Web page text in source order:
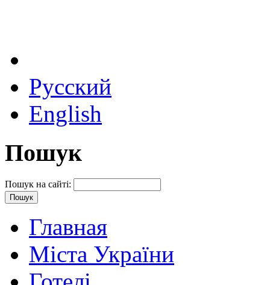
Русский
English
Пошук
Пошук на сайті:
Главная
Міста України